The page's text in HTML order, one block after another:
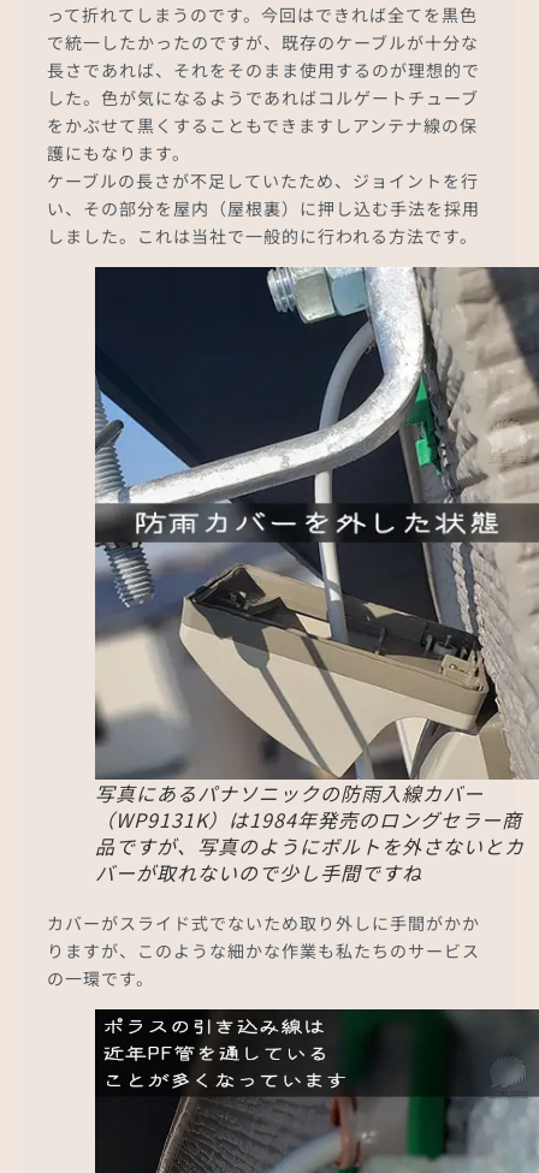
って折れてしまうのです。今回はできれば全てを黒色
で統一したかったのですが、既存のケーブルが十分な
長さであれば、それをそのまま使用するのが理想的で
した。色が気になるようであればコルゲートチューブ
をかぶせて黒くすることもできますしアンテナ線の保
護にもなります。
ケーブルの長さが不足していたため、ジョイントを行
い、その部分を屋内（屋根裏）に押し込む手法を採用
しました。これは当社で一般的に行われる方法です。
写真にあるパナソニックの防雨入線カバー
（WP9131K）は1984年発売のロングセラー商
品ですが、写真のようにボルトを外さないとカ
バーが取れないので少し手間ですね
カバーがスライド式でないため取り外しに手間がかか
りますが、このような細かな作業も私たちのサービス
の一環です。